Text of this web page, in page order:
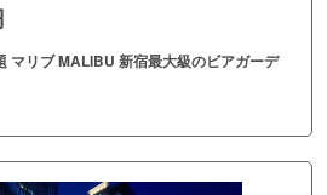
マリブ MALIBU 新宿最大級のビアガーデ